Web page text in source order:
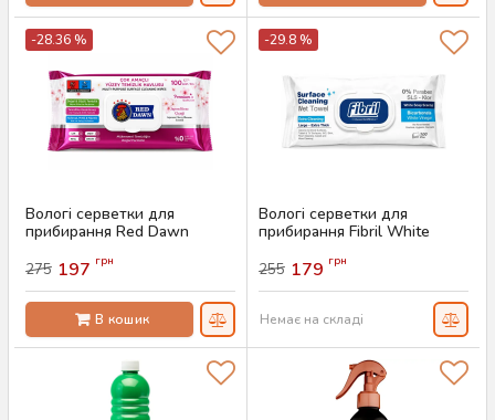
-28.36 %
Вологі серветки для
прибирання Red Dawn
Артикул: AS-00274
275 197 грн
В кошик
-29.8 %
Вологі серветки для
прибирання Fibril White
Артикул:AS-00796
255 179 грн
Немає на складі